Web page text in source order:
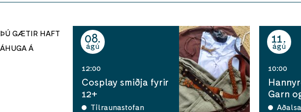
ÞÚ GÆTIR HAFT
ÁHUGA Á
08
ágú
12:00
Cosplay smiðja fyrir
12+
Tilraunastofan
11
ágú
10:00
Garn